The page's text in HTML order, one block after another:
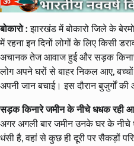
बोकारो :झारखंड में बोकारो जिले के
में रहना इन दिनों लोगों के लिए किसी
अचानक तेज आवाज हुई और सड़क
लोग अपने घरों से बाहर निकल आए,
अपनी जान बचाई। इस दौरान बुजुर्गों
सड़क किनारे जमीन के नीचे धधक रही
अगर अगली बार जमीन उनके घर के नीचे
धंसी है, वहां से कुछ ही दूरी पर सैकड़ों